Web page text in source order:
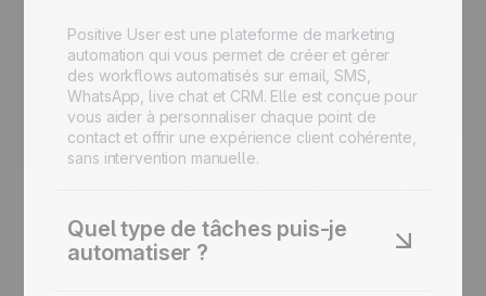
Positive User est une plateforme de marketing
automation qui vous permet de créer et gérer
des workflows automatisés sur email, SMS,
WhatsApp, live chat et CRM. Elle est conçue pour
vous aider à personnaliser chaque point de
contact et offrir une expérience client cohérente,
sans intervention manuelle.
Quel type de tâches puis-je
automatiser ?